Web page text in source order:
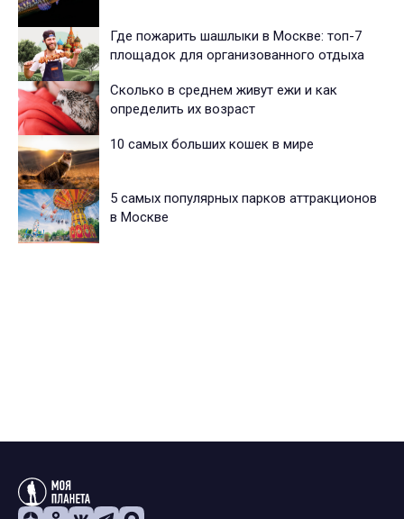
Где пожарить шашлыки в Москве: топ-7
площадок для организованного отдыха
Сколько в среднем живут ежи и как
определить их возраст
10 самых больших кошек в мире
5 самых популярных парков аттракционов
в Москве